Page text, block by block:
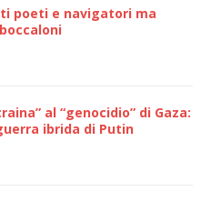
poeti e navigatori ma
al “genocidio” di Gaza:
ibrida di Putin